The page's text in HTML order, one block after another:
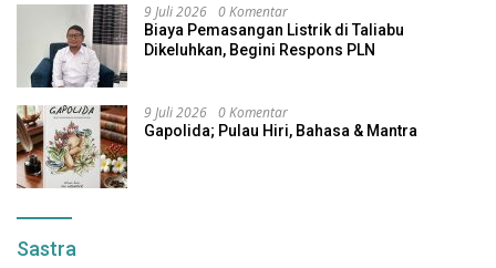
9 Juli 2026 0 Komentar
Biaya Pemasangan Listrik di Taliabu
Dikeluhkan, Begini Respons PLN
9 Juli 2026 0 Komentar
Gapolida; Pulau Hiri, Bahasa & Mantra
Sastra